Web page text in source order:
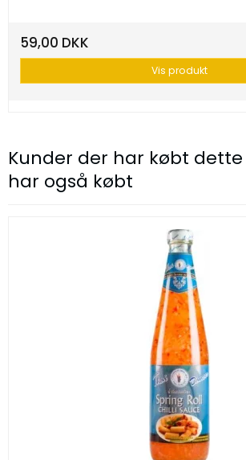
59,00 DKK
Vis produkt
Kunder der har købt
har også købt